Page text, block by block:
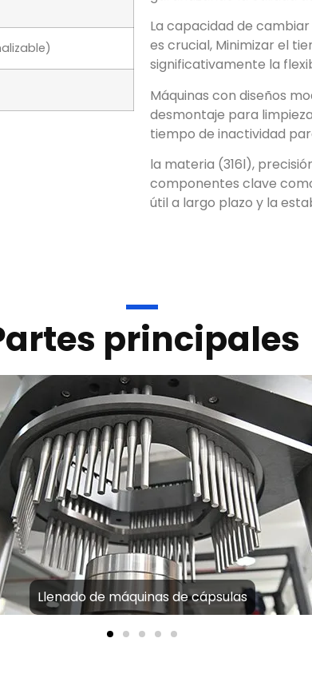
La capacidad de
es crucial, Minimizar el
significativamente la
Máquinas con diseños
desmontaje para
tiempo de inactividad
la materia (316l),
componentes clave
útil a largo plazo y la
principales
Llenado de máquinas de cápsulas